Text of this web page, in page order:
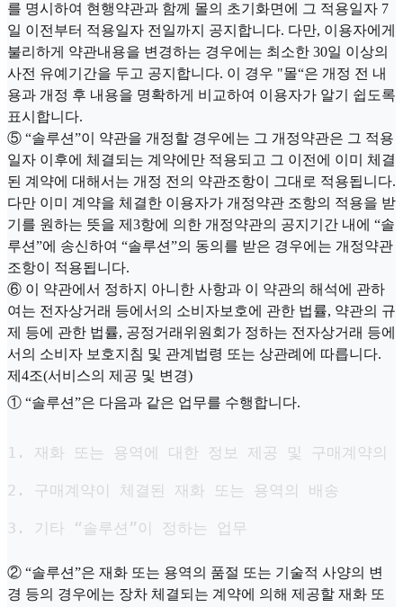
를 명시하여 현행약관과 함께 몰의 초기화면에 그 적용일자 7
일 이전부터 적용일자 전일까지 공지합니다. 다만, 이용자에게
불리하게 약관내용을 변경하는 경우에는 최소한 30일 이상의
사전 유예기간을 두고 공지합니다. 이 경우 "몰“은 개정 전 내
용과 개정 후 내용을 명확하게 비교하여 이용자가 알기 쉽도록
표시합니다.
⑤ “솔루션”이 약관을 개정할 경우에는 그 개정약관은 그 적용
일자 이후에 체결되는 계약에만 적용되고 그 이전에 이미 체결
된 계약에 대해서는 개정 전의 약관조항이 그대로 적용됩니다.
다만 이미 계약을 체결한 이용자가 개정약관 조항의 적용을 받
기를 원하는 뜻을 제3항에 의한 개정약관의 공지기간 내에 “솔
루션”에 송신하여 “솔루션”의 동의를 받은 경우에는 개정약관
조항이 적용됩니다.
⑥ 이 약관에서 정하지 아니한 사항과 이 약관의 해석에 관하
여는 전자상거래 등에서의 소비자보호에 관한 법률, 약관의 규
제 등에 관한 법률, 공정거래위원회가 정하는 전자상거래 등에
서의 소비자 보호지침 및 관계법령 또는 상관례에 따릅니다.
제4조(서비스의 제공 및 변경)
① “솔루션”은 다음과 같은 업무를 수행합니다.
1. 재화 또는 용역에 대한 정보 제공 및 구매계약의
2. 구매계약이 체결된 재화 또는 용역의 배송
3. 기타 “솔루션”이 정하는 업무
② “솔루션”은 재화 또는 용역의 품절 또는 기술적 사양의 변
경 등의 경우에는 장차 체결되는 계약에 의해 제공할 재화 또